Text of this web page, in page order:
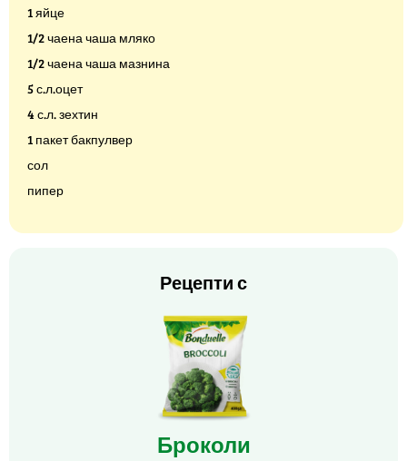
1 яйце
1/2 чаена чаша мляко
1/2 чаена чаша мазнина
5 с.л.оцет
4 с.л. зехтин
1 пакет бакпулвер
сол
пипер
Рецепти с
Броколи